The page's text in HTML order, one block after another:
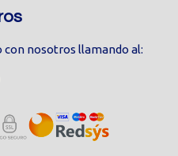
nosotros llamando al: